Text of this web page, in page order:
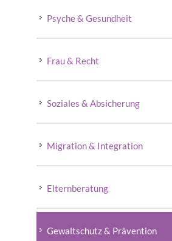
Psyche & Gesundheit
Frau & Recht
Soziales & Absicherung
Migration & Integration
Elternberatung
Gewaltschutz & Prävention